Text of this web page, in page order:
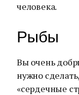
человека.
Рыбы
Вы очень
нужно
«сердечные